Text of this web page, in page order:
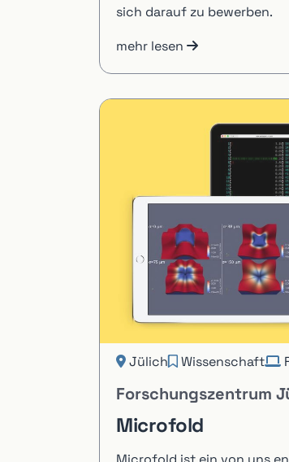
sich darauf zu bewerben.
mehr lesen
Jülich Wissenschaft
Forschungszentrum
Microfold